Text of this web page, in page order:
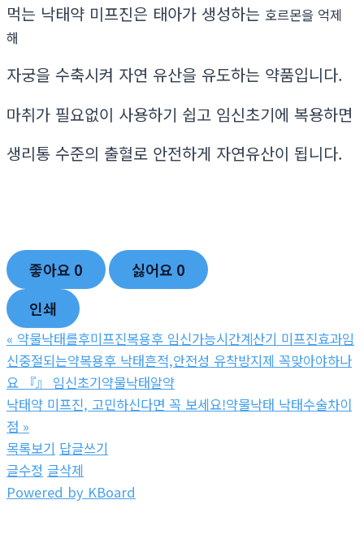
먹는 낙태약 미프진은 태아가 생성하는 호르몬을 억제
해
자궁을 수축시켜 자연 유산을 유도하는 약품입니다.
마취가 필요없이 사용하기 쉽고 임신초기에 복용하면
생리통 수준의 출혈로 안전하게 자연유산이 됩니다.
좋아요 0 싫어요 0
인쇄
« 약물낙태를후미프진복용후 임신가능시간계산기 미프진효과임
신중절되는약복용후 낙태흔적,안전성 유착방지제 꼭맞아야하나
요 『』 임신초기약물낙­태알약
낙태약 미프진, 고민하신다면 꼭 보세요!약물낙­태 낙­태수술차이
점 »
목록보기 답글쓰기
글수정 글삭제
Powered by KBoard